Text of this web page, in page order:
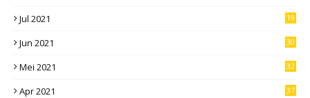
Jul 2021
19
Jun 2021 30
Mei 2021 32
Apr 2021 37